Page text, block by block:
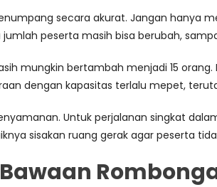
secara akurat. Jangan hanya
peserta masih bisa berubah,
mungkin bertambah menjadi 15
dengan kapasitas terlalu mepet,
Untuk perjalanan singkat
sisakan ruang gerak agar peserta